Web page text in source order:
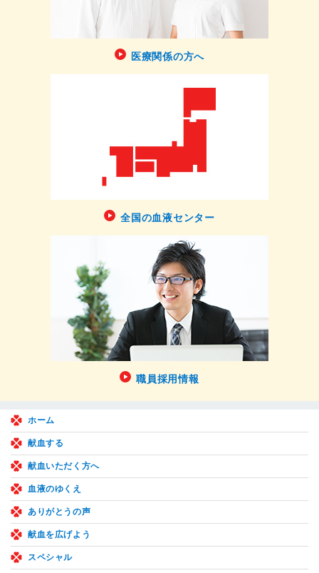
医療関係の方へ
全国の血液センター
職員採用情報
ホーム
献血する
献血いただく方へ
血液のゆくえ
ありがとうの声
献血を広げよう
スペシャル